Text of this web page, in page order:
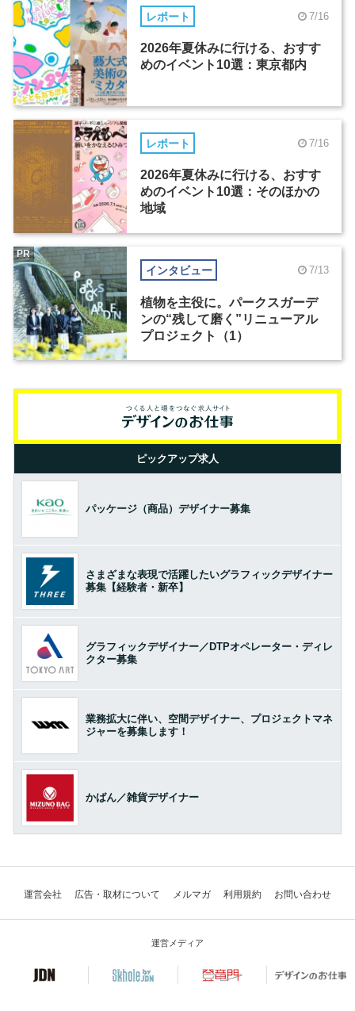
レポート 7/16
2026年夏休みに行ける、おすす
めのイベント10選：東京都内
レポート 7/16
2026年夏休みに行ける、おすす
めのイベント10選：そのほかの
地域
インタビュー 7/13
植物を主役に。パークスガーデ
ンの“残して磨く”リニューアル
プロジェクト（1）
PR
ピックアップ求人
パッケージ（商品）デザイナー募集
さまざまな表現で活躍したいグラフィックデザイナー
募集【経験者・新卒】
グラフィックデザイナー／DTPオペレーター・ディレ
クター募集
業務拡大に伴い、空間デザイナー、プロジェクトマネ
ジャーを募集します！
かばん／雑貨デザイナー
運営会社 広告・取材について メルマガ 利用規約 お問い合わせ
運営メディア